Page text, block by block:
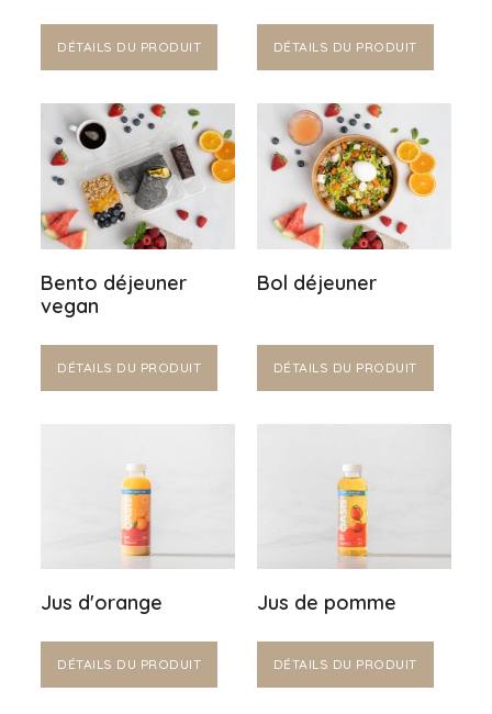
DÉTAILS DU PRODUIT DÉTAILS DU PRODUIT
Bento déjeuner
vegan
DÉTAILS DU PRODUIT
Bol déjeuner
DÉTAILS DU PRODUIT
Jus d'orange
DÉTAILS DU PRODUIT
Jus de pomme
DÉTAILS DU PRODUIT